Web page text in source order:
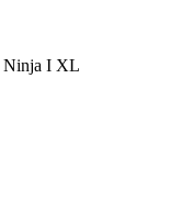
Ninja I XL